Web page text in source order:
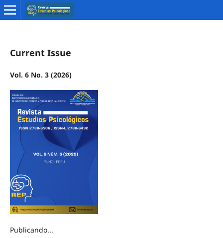
Current Issue
Vol. 6 No. 3 (2026)
Publicando...